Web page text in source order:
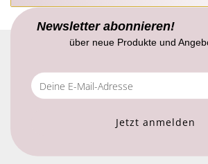
Newsletter abonnieren!
über neue Produkte und